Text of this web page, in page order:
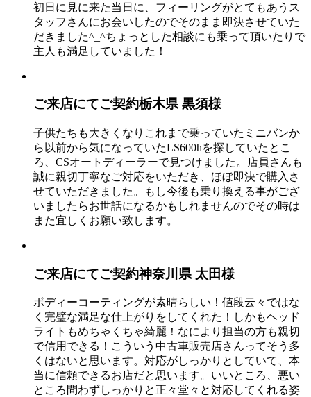
初日に見に来た当日に、フィーリングがとてもあうス
タッフさんにお会いしたのでそのまま即決させていた
だきました^_^ちょっとした相談にも乗って頂いたりで
主人も満足していました！
ご来店にてご契約栃木県 黒須様
子供たちも大きくなりこれまで乗っていたミニバンか
ら以前から気になっていたLS600hを探していたとこ
ろ、CSオートディーラーで見つけました。店員さんも
誠に親切丁寧なご対応をいただき、ほぼ即決で購入さ
せていただきました。もし今後も乗り換える事がござ
いましたらお世話になるかもしれませんのでその時は
また宜しくお願い致します。
ご来店にてご契約神奈川県 太田様
ボディーコーティングが素晴らしい！値段云々ではな
く完璧な満足な仕上がりをしてくれた！しかもヘッド
ライトもめちゃくちゃ綺麗！なにより担当の方も親切
で信用できる！こういう中古車販売店さんってそう多
くはないと思います。対応がしっかりとしていて、本
当に信頼できるお店だと思います。いいところ、悪い
ところ問わずしっかりと正々堂々と対応してくれる姿